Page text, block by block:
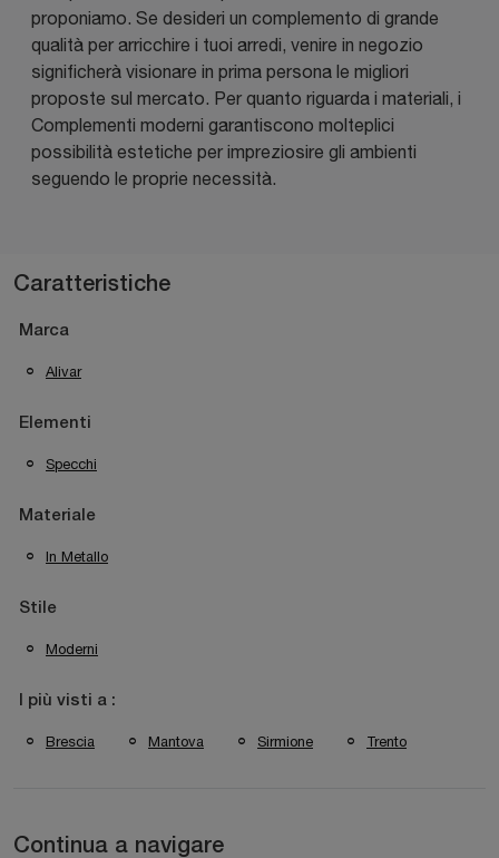
proponiamo. Se desideri un complemento di grande
qualità per arricchire i tuoi arredi, venire in negozio
significherà visionare in prima persona le migliori
proposte sul mercato. Per quanto riguarda i materiali, i
Complementi moderni garantiscono molteplici
possibilità estetiche per impreziosire gli ambienti
seguendo le proprie necessità.
Caratteristiche
Marca
Alivar
Elementi
Specchi
Materiale
In Metallo
Stile
Moderni
I più visti a :
Brescia Mantova Sirmione Trento
Continua a navigare